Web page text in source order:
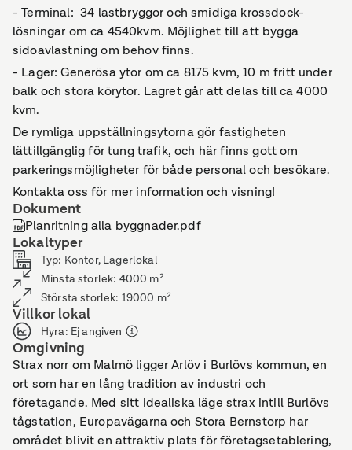
- Terminal: 34 lastbryggor och smidiga krossdock-
lösningar om ca 4540kvm. Möjlighet till att bygga
sidoavlastning om behov finns.
- Lager: Generösa ytor om ca 8175 kvm, 10 m fritt under
balk och stora körytor. Lagret går att delas till ca 4000
kvm.
De rymliga uppställningsytorna gör fastigheten
lättillgänglig för tung trafik, och här finns gott om
parkeringsmöjligheter för både personal och besökare.
Kontakta oss för mer information och visning!
Dokument
Planritning alla byggnader.pdf
Lokaltyper
Typ: Kontor, Lagerlokal
Minsta storlek: 4000 m²
Största storlek: 19000 m²
Villkor lokal
Hyra: Ej angiven
Omgivning
Strax norr om Malmö ligger Arlöv i Burlövs kommun, en
ort som har en lång tradition av industri och
företagande. Med sitt idealiska läge strax intill Burlövs
tågstation, Europavägarna och Stora Bernstorp har
området blivit en attraktiv plats för företagsetablering,